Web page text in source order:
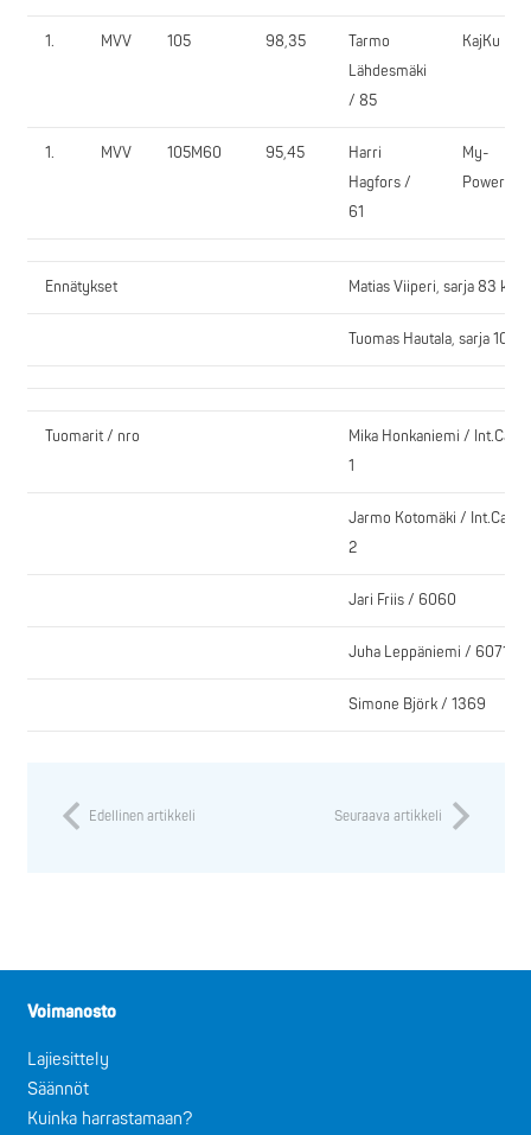
1. MVV 105 98,35
Tarmo
Lähdesmäki
/ 85
KajKu
1. MVV 105M60 95,45
Harri
Hagfors /
61
My-
Power
Ennätykset Matias Viiperi, sarja 83 kg,
Tuomas Hautala, sarja 105
Tuomarit / nro
Mika Honkaniemi / Int.Cat
1
Jarmo Kotomäki / Int.Cat
2
Jari Friis / 6060
Juha Leppäniemi / 6071
Simone Björk / 1369
Edellinen artikkeli Seuraava artikkeli
Voimanosto
Lajiesittely
Säännöt
Kuinka harrastamaan?